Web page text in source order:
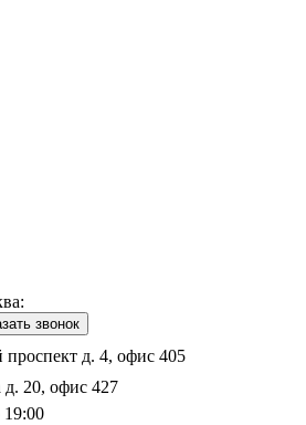
звонок
д. 4, офис 405
д. 20, офис 427
19:00